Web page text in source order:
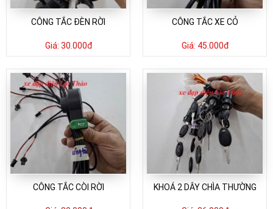
CÔNG TẮC ĐÈN RỜI
Giá: 30.000đ
CÔNG TẮC XE CỎ
Giá: 45.000đ
CÔNG TẮC CÒI RỜI KHOÁ 2 DÂY CHÌA THƯỜNG